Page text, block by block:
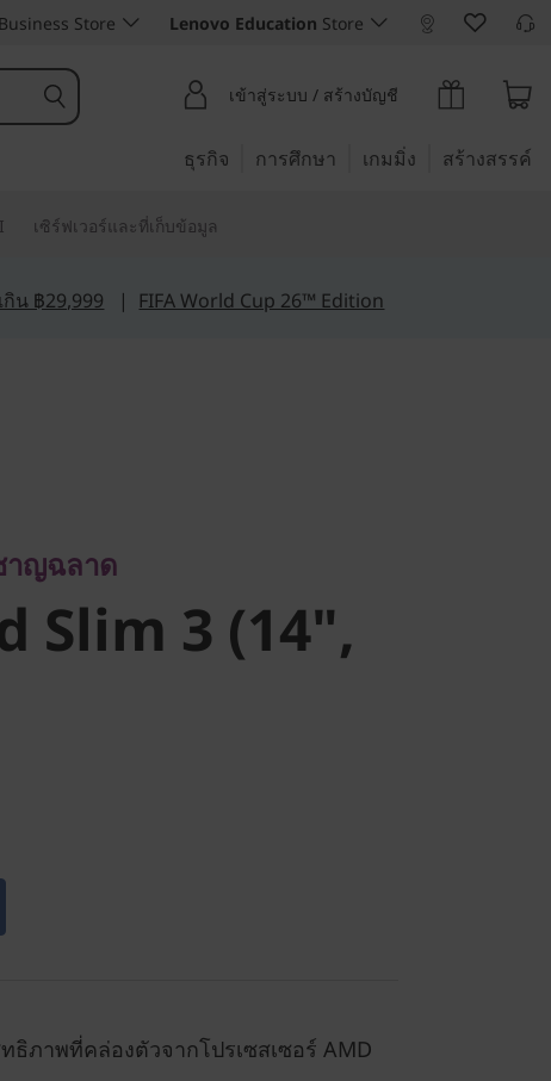
Business Store Lenovo Education Store
เข้าสู่ระบบ / สร้างบัญชี
ธุรกิจ การศึกษา เกมมิ่ง สร้างสรรค์
เซิร์ฟเวอร์และที่เก็บข้อมูล
น ฿29,999 | FIFA World Cup 26™ Edition
3 (14",
าญฉลาด
Slim 3 (14",
ธิภาพที่คล่องตัวจากโปรเซสเซอร์ AMD